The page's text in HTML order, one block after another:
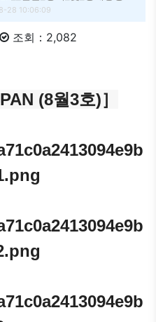
28 10:06:09
조회：2,082
(8월3호)］